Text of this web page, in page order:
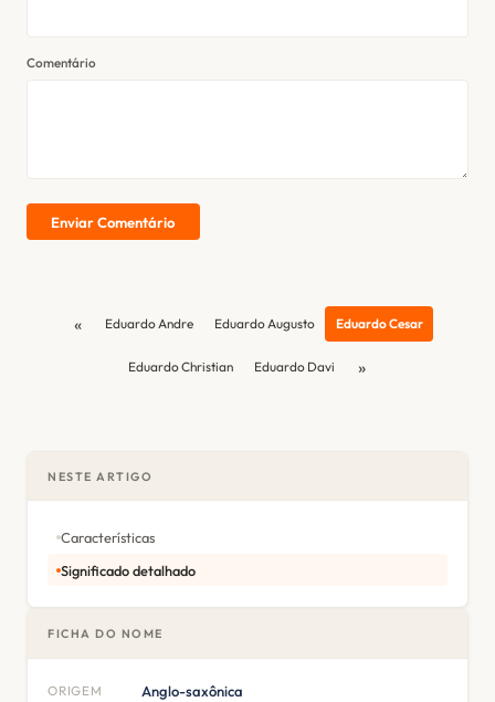
Comentário
Enviar Comentário
« Eduardo Andre Eduardo Augusto Eduardo Cesar
Eduardo Christian Eduardo Davi »
NESTE ARTIGO
Características
Significado detalhado
FICHA DO NOME
ORIGEM Anglo-saxônica